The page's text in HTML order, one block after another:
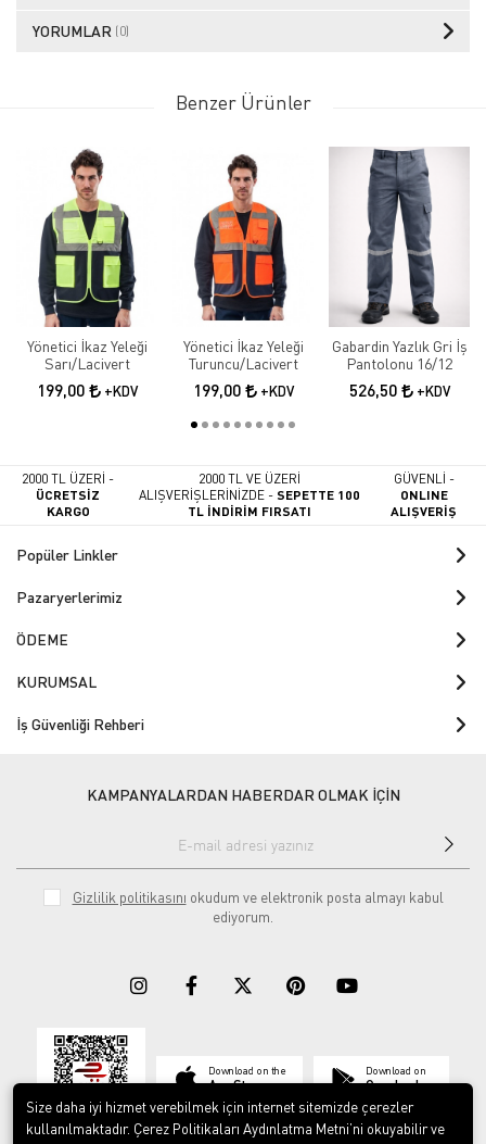
YORUMLAR (0)
Benzer Ürünler
Yönetici İkaz Yeleği
Sarı/Lacivert
199,00 +KDV
Yönetici İkaz Yeleği
Turuncu/Lacivert
199,00 +KDV
Gabardin Yazlık Gri İş
Pantolonu 16/12
526,50 +KDV
2000 TL ÜZERİ -
ÜCRETSİZ
KARGO
2000 TL VE ÜZERİ
ALIŞVERİŞLERİNİZDE -SEPETTE 100
TL İNDİRİM FIRSATI
GÜVENLİ -
ONLINE
ALIŞVERİŞ
Popüler Linkler
Pazaryerlerimiz
ÖDEME
KURUMSAL
İş Güvenliği Rehberi
KAMPANYALARDAN HABERDAR OLMAK İÇİN
Gizlilik politikasını okudum ve elektronik posta almayı kabul
ediyorum.
Download on the
App Store
Download on
Google play
Size daha iyi hizmet verebilmek için internet sitemizde çerezler
kullanılmaktadır. Çerez Politikaları Aydınlatma Metni’ni okuyabilir ve